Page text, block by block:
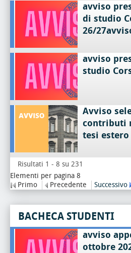
avviso
di studio
26/
avviso
studio
Avviso
contributi
tesi estero
Risultati 1 - 8 su 231
Elementi per pagina 8
Primo
Precedente Successivo
BACHECA STUDENTI
avviso
ottobre